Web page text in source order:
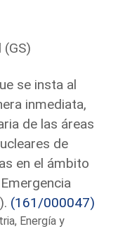
se insta al
inmediata,
de las áreas
de
en el ámbito
(161/000047)
Energía y